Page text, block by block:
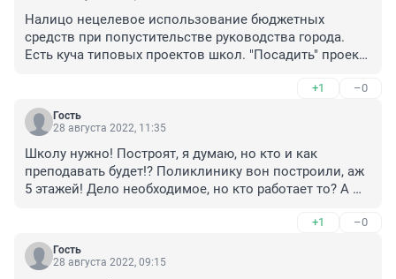
Налицо нецелевое использование бюджетных
средств при попустительстве руководства города.
Есть куча типовых проектов школ. "Посадить" проект
+1 –0
Гость
28 августа 2022, 11:35
Школу нужно! Построят, я думаю, но кто и как
преподавать будет!? Поликлинику вон построили, аж
5 этажей! Дело необходимое, но кто работает то? А
автовокзальном комплексе от дождя прячемся!
Говорильни и обещаний много, но как денежки
+1 –0
Гость
28 августа 2022, 09:15